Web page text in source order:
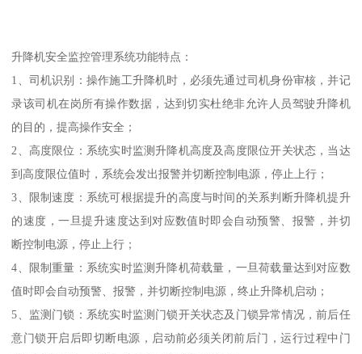
升降机安全监控管理系统功能特点：
1、司机识别：操作施工升降机时，必须先通过司机身份审核，并记
录该司机在岗所有操作数据，达到切实杜绝非允许人员驾驶升降机
的目的，提高操作安全；
2、高度限位：系统实时监测升降机高度及高度限位开关状态，当达
到高度限位值时，系统会发出报警并切断控制电源，停止上行；
3、限制速度：系统可根据提升的高度与时间的关系判断升降机提升
的速度，一旦提升速度达到对应数值时即会自动预警、报警，并切
断控制电源，停止上行；
4、限制重量：系统实时监测升降机荷载量，一旦荷载量达到对应数
值时即会自动预警、报警，并切断控制电源，终止升降机启动；
5、监测门锁：系统实时监测门锁开关状态及门锁异常情况，前后任
意门锁开启后即切断电源，启动前必须关闭前后门，运行过程中门